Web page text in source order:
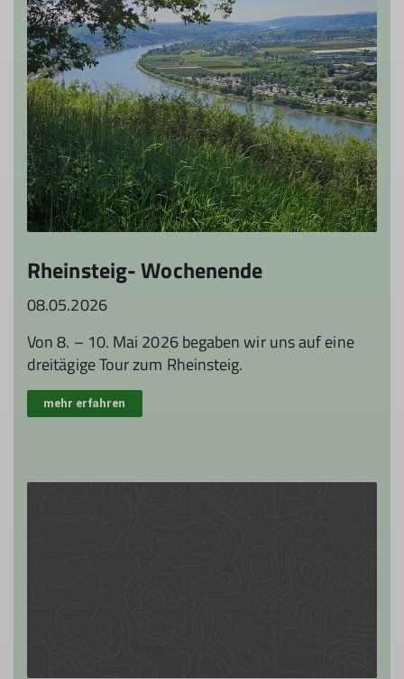
Rheinsteig- Wochenende
08.05.2026
Von 8. – 10. Mai 2026 begaben wir uns auf eine
dreitägige Tour zum Rheinsteig.
mehr erfahren